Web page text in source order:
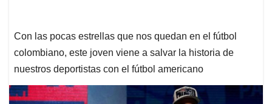
Con las pocas estrellas que nos quedan en el fútbol
colombiano, este joven viene a salvar la historia de
nuestros deportistas con el fútbol americano